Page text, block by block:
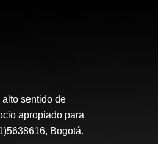
sentido de
apropiado para
Bogotá.